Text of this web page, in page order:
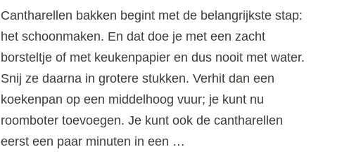
Cantharellen bakken begint met de belangrijkste stap:
het schoonmaken. En dat doe je met een zacht
borsteltje of met keukenpapier en dus nooit met water.
Snij ze daarna in grotere stukken. Verhit dan een
koekenpan op een middelhoog vuur; je kunt nu
roomboter toevoegen. Je kunt ook de cantharellen
eerst een paar minuten in een …